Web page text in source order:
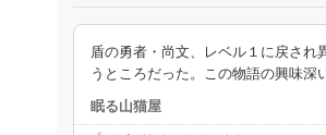
盾の勇者・尚文、レベル１に戻され
うところだった。この物語の興味深
眠る山猫屋